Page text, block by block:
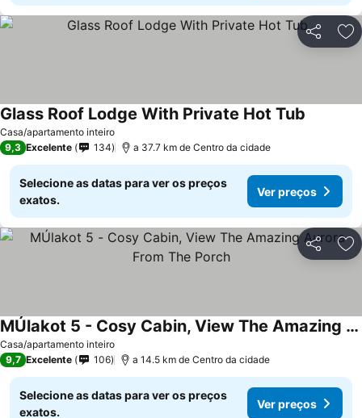
Partilhar
Casa/apartamento inteiro
Glass Roof Lodge With Private Hot Tub
9,3 Excelente 134 a 37.7 km de Centro da cidade
Selecione as datas para ver os preços
exatos.
Ver preços
Partilhar
Casa/apartamento inteiro
MÚlakot 5 - Cosy Cabin, View The Amazing Aurora From The Porch
Ver preços
9,7 Excelente 106 a 14.5 km de Centro da cidade
Selecione as datas para ver os preços
exatos.
Ver preços